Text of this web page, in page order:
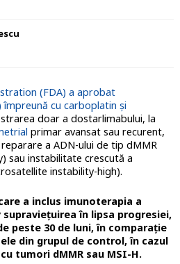
(FDA) a aprobat
cu carboplatin și
doar a dostarlimabului, la
primar avansat sau recurent,
a ADN-ului de tip dMMR
sau instabilitate crescută a
instability-high).
a inclus imunoterapia a
în lipsa progresiei,
peste 30 de luni, în comparație
din grupul de control, în cazul
tumori dMMR sau MSI-H.